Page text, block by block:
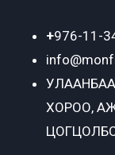
+976-11-
ХОРОО,